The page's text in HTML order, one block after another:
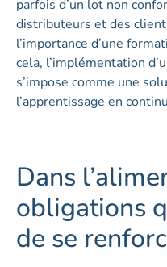
parfois d’un lot non
distributeurs et des
l’importance d’une
cela, l’implémentation
s’impose comme une
l’apprentissage en
Dans
obligations
de se